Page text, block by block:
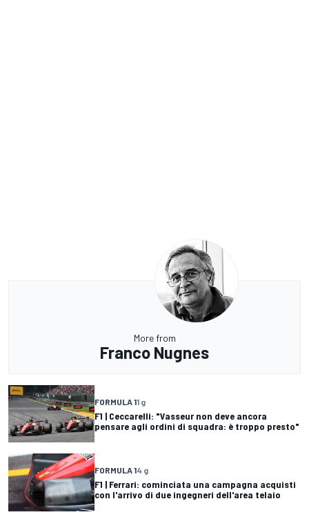
More from
Franco Nugnes
FORMULA 11 g
F1 | Ceccarelli: "Vasseur non deve ancora
pensare agli ordini di squadra: è troppo presto"
FORMULA 14 g
F1 | Ferrari: cominciata una campagna acquisti
con l'arrivo di due ingegneri dell'area telaio